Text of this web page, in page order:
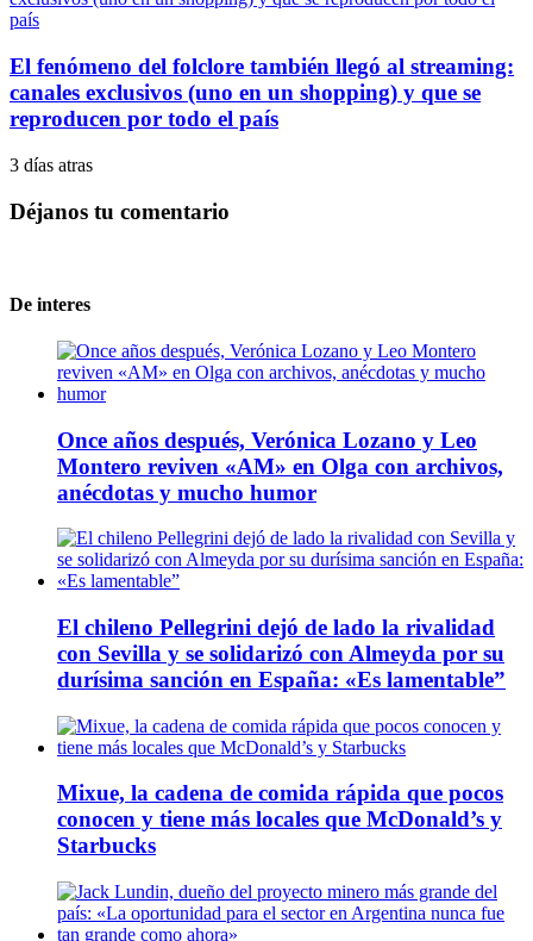
El fenómeno del folclore también llegó al streaming:
canales exclusivos (uno en un shopping) y que se
reproducen por todo el país
3 días atras
Déjanos tu comentario
De interes
Once años después, Verónica Lozano y Leo
Montero reviven «AM» en Olga con archivos,
anécdotas y mucho humor
El chileno Pellegrini dejó de lado la rivalidad
con Sevilla y se solidarizó con Almeyda por su
durísima sanción en España: «Es lamentable”
Mixue, la cadena de comida rápida que pocos
conocen y tiene más locales que McDonald’s y
Starbucks